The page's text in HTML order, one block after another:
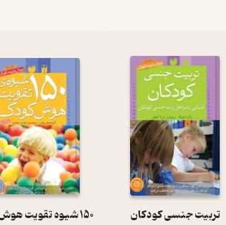
تربیت جنسی کودکان